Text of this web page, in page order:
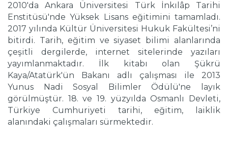
2010'da Ankara Üniversitesi Türk İnkılâp Tarihi
Enstitüsü'nde Yüksek Lisans eğitimini tamamladı.
2017 yılında Kültür Üniversitesi Hukuk Fakültesi’ni
bitirdi. Tarih, eğitim ve siyaset bilimi alanlarında
çeşitli dergilerde, internet sitelerinde yazıları
yayımlanmaktadır. İlk kitabı olan Şükrü
Kaya/Atatürk'ün Bakanı adlı çalışması ile 2013
Yunus Nadi Sosyal Bilimler Ödülü'ne layık
görülmüştür. 18. ve 19. yüzyılda Osmanlı Devleti,
Türkiye Cumhuriyeti tarihi, eğitim, laiklik
alanındaki çalışmaları sürmektedir.